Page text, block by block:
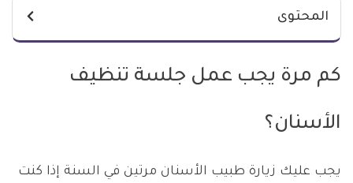
المحتوى
كم مرة يجب عمل جلسة تنظيف
الأسنان؟
يجب عليك زيارة طبيب الأسنان مرتين في السنة إذا كنت